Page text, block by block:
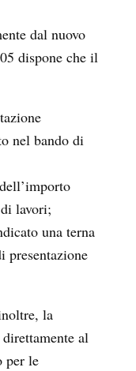
dal nuovo
dispone che il
nel bando di
lavori;
una terna
presentazione
la
al
per le